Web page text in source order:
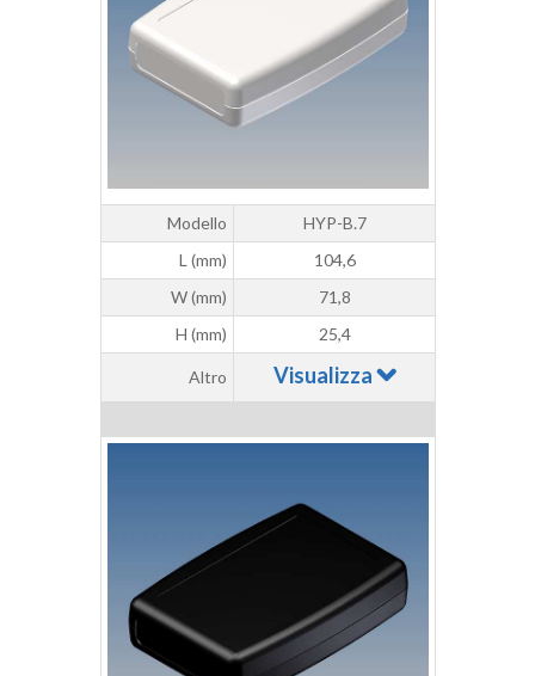
Modello
HYP-B.7
L (mm)
104,6
W (mm)
71,8
H (mm)
25,4
Altro Visualizza